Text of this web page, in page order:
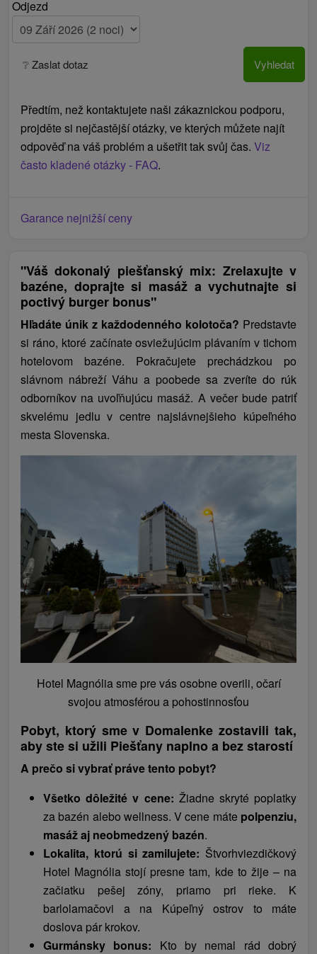
Odjezd
❔ Zaslat dotaz Vyhledat
Předtím, než kontaktujete naši zákaznickou podporu,
projděte si nejčastější otázky, ve kterých můžete najít
odpověď na váš problém a ušetřit tak svůj čas. Viz
často kladené otázky - FAQ.
Garance nejnižší ceny
"Váš dokonalý piešťanský mix: Zrelaxujte v
bazéne, doprajte si masáž a vychutnajte si
poctivý burger bonus"
Hľadáte únik z každodenného kolotoča? Predstavte
si ráno, ktoré začínate osviežujúcim plávaním v tichom
hotelovom bazéne. Pokračujete prechádzkou po
slávnom nábreží Váhu a poobede sa zveríte do rúk
odborníkov na uvoľňujúcu masáž. A večer bude patriť
skvelému jedlu v centre najslávnejšieho kúpeľného
mesta Slovenska.
Hotel Magnólia sme pre vás osobne overili, očarí
svojou atmosférou a pohostinnosťou
Pobyt, ktorý sme v Domalenke zostavili tak,
aby ste si užili Piešťany naplno a bez starostí
A prečo si vybrať práve tento pobyt?
Všetko dôležité v cene: Žiadne skryté poplatky
za bazén alebo wellness. V cene máte polpenziu,
masáž aj neobmedzený bazén.
Lokalita, ktorú si zamilujete: Štvorhviezdičkový
Hotel Magnólia stojí presne tam, kde to žije – na
začiatku pešej zóny, priamo pri rieke. K
barlolamačovi a na Kúpeľný ostrov to máte
doslova pár krokov.
Gurmánsky bonus: Kto by nemal rád dobrý